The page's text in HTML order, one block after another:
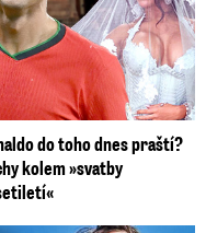
do toho dnes praští?
kolem »svatby